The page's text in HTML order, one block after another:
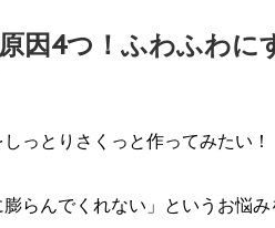
因4つ！ふわふわに
っとりさくっと作ってみたい！
らんでくれない」というお悩み